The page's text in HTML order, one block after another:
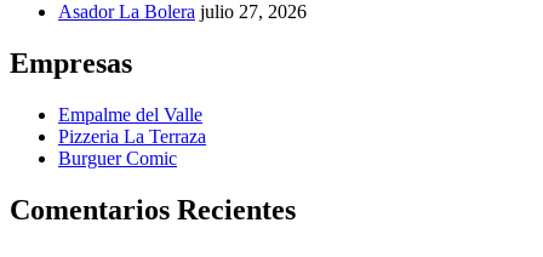
Asador La Bolera julio 27, 2026
Empresas
Empalme del Valle
Pizzeria La Terraza
Burguer Comic
Comentarios Recientes